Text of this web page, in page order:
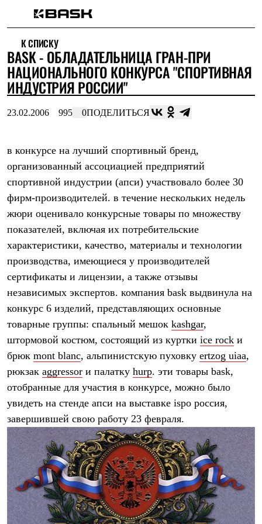
Интернет-магазин
Мужская одежда
Утепленная пухом
Куртки
Брюки
Комбинезоны
Штормовая одежда
Куртки
Софтшелл одежда
Куртки
Брюки
Флисовая одежда
Куртки
Брюки
Термобелье
Теплое термобелье
Лёгкая одежда
Футболки
Рубашки
Толстовки
Брюки
Женская одежда
Утепленная пухом
Куртки
Брюки
Жилеты
Утепленная синтетикой
Куртки
Брюки
Штормовая одежда
Куртки
Софтшелл одежда
Куртки
Брюки
Лёгкая одежда
К СПИСКУ
BASK - ОБЛАДАТЕЛЬНИЦА ГРАН-ПРИ
НАЦИОНАЛЬНОГО КОНКУРСА "СПОРТИВНАЯ
ИНДУСТРИЯ РОССИИ"
23.02.2006 995 0ПОДЕЛИТЬСЯ
в конкурсе на лучший спортивный бренд,
организованный асcоциацией предприятий
спортивной индустрии (апси) участвовало более 30
фирм-производителей. в течение нескольких недель
жюри оценивало конкурсные товары по множеству
показателей, включая их потребительские
характеристики, качество, материалы и технологии
производства, имеющиеся у производителей
сертификаты и лицензии, а также отзывы
независимых экспертов. компания bask выдвинула на
конкурс 6 изделий, представляющих основные
товарные группы: спальный мешок kashgar,
штормовой костюм, состоящий из куртки ice rock и
брюк mont blanc, альпинистскую пуховку ertzog uiaa,
рюкзак aggressor и палатку hurp. эти товары bask,
отобранные для участия в конкурсе, можно было
увидеть на стенде апси на выставке ispo россия,
завершившей свою работу 23 февраля.